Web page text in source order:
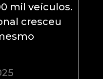
mil veículos.
cresceu